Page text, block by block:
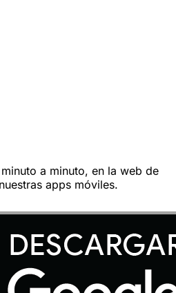
a minuto, en la web de
apps móviles.